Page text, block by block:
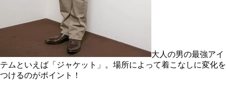
大人の男の最強アイ
テムといえば「ジャケット」。場所によって着こなしに変化を
つけるのがポイント！